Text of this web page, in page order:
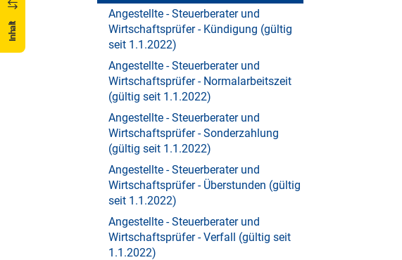
Inhalt
Angestellte - Steuerberater und
Wirtschaftsprüfer - Kündigung (gültig
seit 1.1.2022)
Angestellte - Steuerberater und
Wirtschaftsprüfer - Normalarbeitszeit
(gültig seit 1.1.2022)
Angestellte - Steuerberater und
Wirtschaftsprüfer - Sonderzahlung
(gültig seit 1.1.2022)
Angestellte - Steuerberater und
Wirtschaftsprüfer - Überstunden (gültig
seit 1.1.2022)
Angestellte - Steuerberater und
Wirtschaftsprüfer - Verfall (gültig seit
1.1.2022)